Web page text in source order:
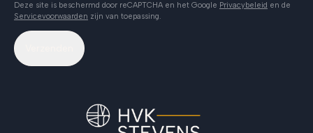
Deze site is beschermd door reCAPTCHA en het Google Privacybeleid en de
Servicevoorwaarden zijn van toepassing.